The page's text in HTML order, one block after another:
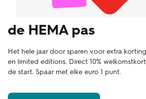
de HEMA pas
Het hele jaar door sparen voor extra
en limited editions. Direct 10%
de start. Spaar met elke euro 1 punt.